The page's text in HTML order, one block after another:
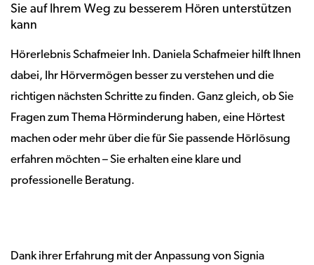
Sie auf Ihrem Weg zu besserem Hören unterstützen
kann
Hörerlebnis Schafmeier Inh. Daniela Schafmeier hilft Ihnen
dabei, Ihr Hörvermögen besser zu verstehen und die
richtigen nächsten Schritte zu finden. Ganz gleich, ob Sie
Fragen zum Thema Hörminderung haben, eine Hörtest
machen oder mehr über die für Sie passende Hörlösung
erfahren möchten – Sie erhalten eine klare und
professionelle Beratung.
Dank ihrer Erfahrung mit der Anpassung von Signia